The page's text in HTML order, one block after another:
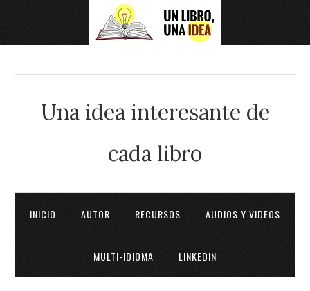
Una idea interesante de
cada libro
INICIO AUTOR RECURSOS AUDIOS Y VIDEOS
MULTI-IDIOMA LINKEDIN